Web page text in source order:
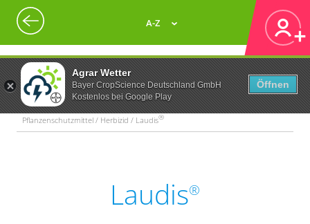
Agrar Wetter
Bayer CropScience Deutschland GmbH
Kostenlos bei Google Play
Öffnen
A-Z
Pflanzenschutzmittel / Herbizid / Laudis®
Laudis®